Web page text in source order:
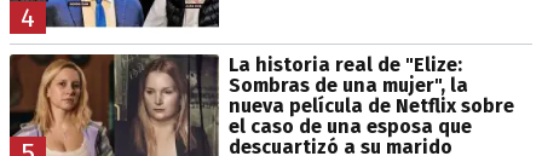
4
La historia real de "Elize:
Sombras de una mujer", la
nueva película de Netflix sobre
el caso de una esposa que
descuartizó a su marido